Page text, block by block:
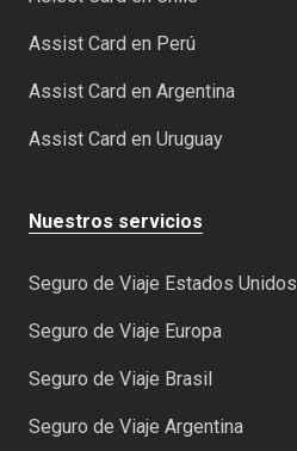
Assist Card en Perú
Assist Card en Argentina
Assist Card en Uruguay
Nuestros servicios
Seguro de Viaje Estados Unidos
Seguro de Viaje Europa
Seguro de Viaje Brasil
Seguro de Viaje Argentina